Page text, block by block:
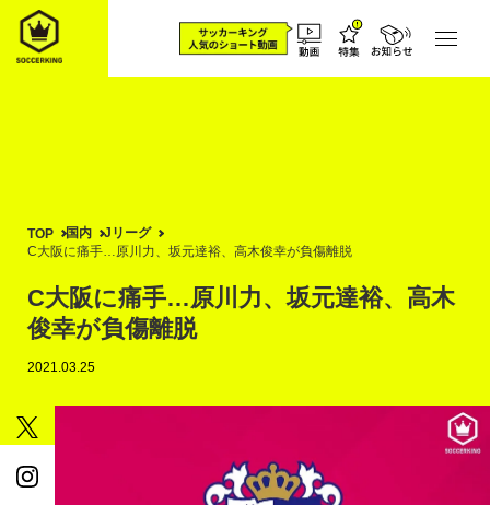
TOP 国内
Jリーグ
C大阪に痛手…原川力、坂元達裕、高木俊幸が負傷離脱
C大阪に痛手…原川力、坂元達裕、高木
俊幸が負傷離脱
2021.03.25